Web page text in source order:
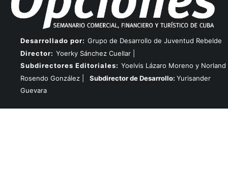
Desarrollado por: Grupo de Desarrollo de Juventud Rebelde
Director: Yoerky Sánchez Cuellar |
Subdirectores Editoriales: Yoelvis Lázaro Moreno y Norland
Rosendo González |
Subdirector de Desarrollo: Yurisander
Guevara